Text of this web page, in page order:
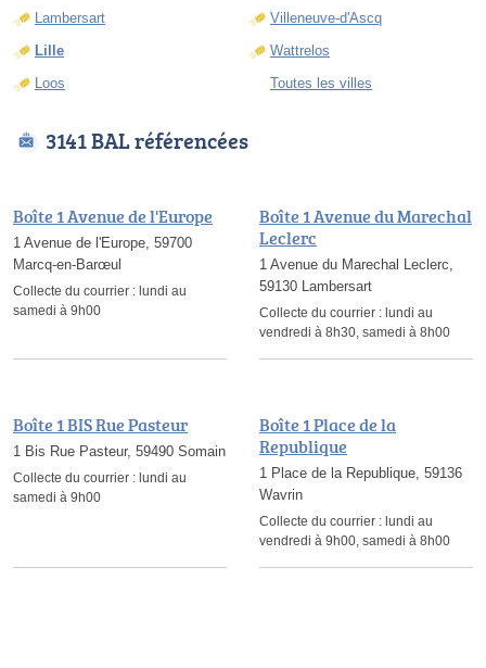
Lambersart
Lille
Loos
Villeneuve-d'Ascq
Wattrelos
Toutes les villes
3141 BAL référencées
Boîte 1 Avenue de l'Europe
1 Avenue de l'Europe, 59700
Marcq-en-Barœul
Collecte du courrier : lundi au
samedi à 9h00
Boîte 1 Avenue du Marechal
Leclerc
1 Avenue du Marechal Leclerc,
59130 Lambersart
Collecte du courrier : lundi au
vendredi à 8h30, samedi à 8h00
Boîte 1 BIS Rue Pasteur
1 Bis Rue Pasteur, 59490 Somain
Collecte du courrier : lundi au
samedi à 9h00
Boîte 1 Place de la
Republique
1 Place de la Republique, 59136
Wavrin
Collecte du courrier : lundi au
vendredi à 9h00, samedi à 8h00